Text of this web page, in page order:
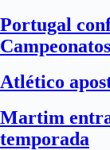
Portugal
Atlético
Martim
temporada